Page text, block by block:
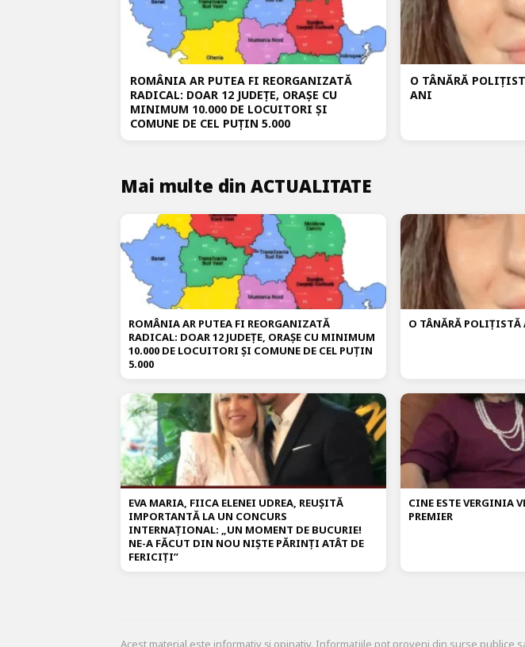
ROMÂNIA AR PUTEA FI REORGANIZATĂ
RADICAL: DOAR 12 JUDEȚE, ORAȘE CU
MINIMUM 10.000 DE LOCUITORI ȘI
COMUNE DE CEL PUȚIN 5.000
O TÂNĂRĂ
ANI
Mai multe din ACTUALITATE
ROMÂNIA AR PUTEA FI REORGANIZATĂ
RADICAL: DOAR 12 JUDEȚE, ORAȘE CU MINIMUM
10.000 DE LOCUITORI ȘI COMUNE DE CEL PUȚIN
5.000
O TÂNĂRĂ POLIȚISTĂ
EVA MARIA, FIICA ELENEI UDREA, REUȘITĂ
IMPORTANTĂ LA UN CONCURS
INTERNAȚIONAL: „UN MOMENT DE BUCURIE!
NE-A FĂCUT DIN NOU NIȘTE PĂRINȚI ATÂT DE
FERICIȚI”
CINE ESTE VERGINIA
PREMIER
Acest material este informativ și opinativ. Informațiile pot proveni din surse publice